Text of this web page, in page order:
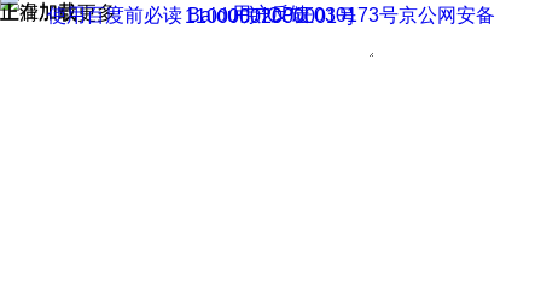
正在加载
上滑加载更多 用户反馈
使用百度前必读 Baidu 京ICP证030173号
京公网安备11000002000001号